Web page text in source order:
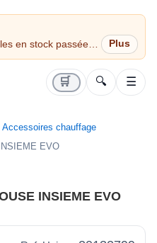
en stock passées
même (jours
🛒 🔍 ☰
Accessoires chauffage
EVO
INSIEME EVO